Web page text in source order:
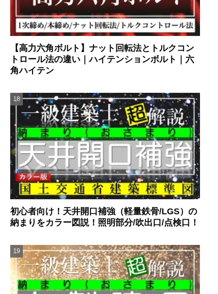
【高力六角ボルト】ナット回転法とトルクコン
トロール法の違い｜ハイテンションボルト｜六
角ハイテン
初心者向け！天井開口補強（軽量鉄骨/LGS）の
納まりをカラー図説！照明部分/吹出口/点検口！